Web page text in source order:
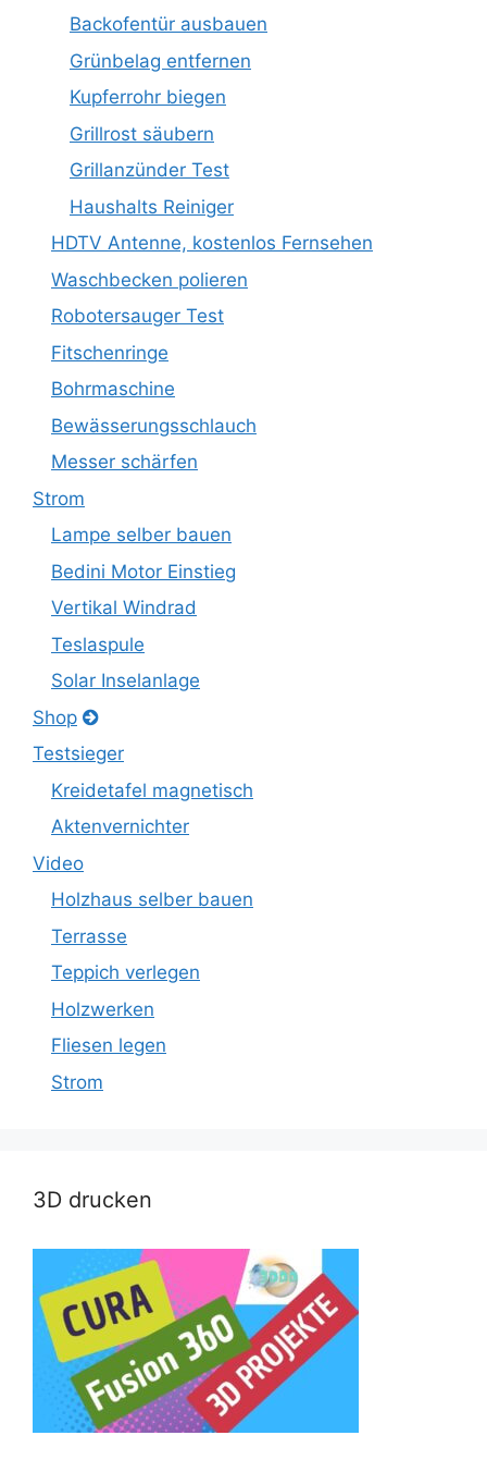
Backofentür ausbauen
Grünbelag entfernen
Kupferrohr biegen
Grillrost säubern
Grillanzünder Test
Haushalts Reiniger
HDTV Antenne, kostenlos Fernsehen
Waschbecken polieren
Robotersauger Test
Fitschenringe
Bohrmaschine
Bewässerungsschlauch
Messer schärfen
Strom
Lampe selber bauen
Bedini Motor Einstieg
Vertikal Windrad
Teslaspule
Solar Inselanlage
Shop
Testsieger
Kreidetafel magnetisch
Aktenvernichter
Video
Holzhaus selber bauen
Terrasse
Teppich verlegen
Holzwerken
Fliesen legen
Strom
3D drucken